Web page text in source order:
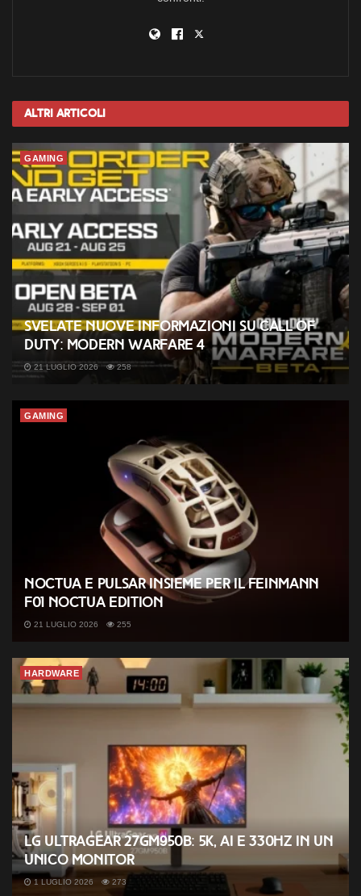
Altri Articoli
GAMING
Svelate nuove informazioni su Call of
Duty: Modern Warfare 4
21 LUGLIO 2026 258
GAMING
Noctua e Pulsar insieme per il Feinmann
F01 Noctua Edition
21 LUGLIO 2026 255
HARDWARE
LG UltraGear 27GM950B: 5K, AI e 330Hz in un
unico monitor
1 LUGLIO 2026 273